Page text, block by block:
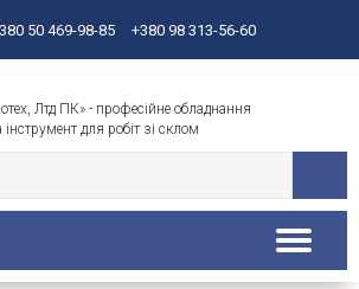
50 469-98-85 +380 98 313-56-60
Лтд ПК» - професійне обладнання
інструмент для робіт зі склом